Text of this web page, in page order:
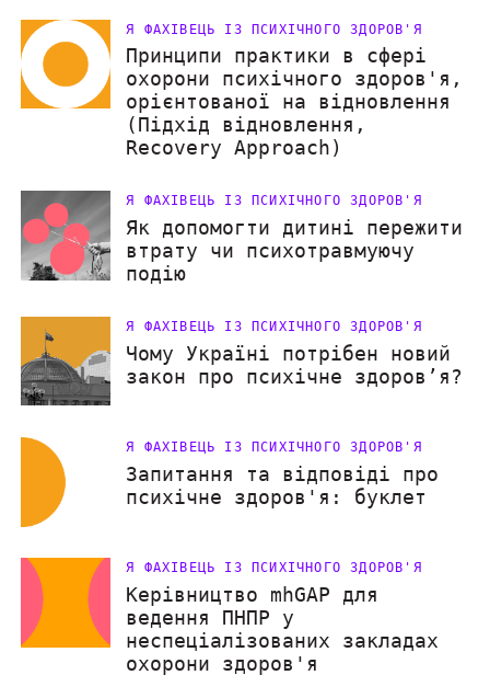
Принципи практики в сфері
охорони психічного здоров'я,
орієнтованої на відновлення
(Підхід відновлення,
Recovery Approach)
Я ФАХІВЕЦЬ ІЗ ПСИХІЧНОГО ЗДОРОВ'Я
Як допомогти дитині пережити
втрату чи психотравмуючу
подію
Я ФАХІВЕЦЬ ІЗ ПСИХІЧНОГО ЗДОРОВ'Я
Чому Україні потрібен новий
закон про психічне здоров’я?
Я ФАХІВЕЦЬ ІЗ ПСИХІЧНОГО ЗДОРОВ'Я
Запитання та відповіді про
психічне здоров'я: буклет
Я ФАХІВЕЦЬ ІЗ ПСИХІЧНОГО ЗДОРОВ'Я
Керівництво mhGAP для
ведення ПНПР у
неспеціалізованих закладах
охорони здоров'я
Я ФАХІВЕЦЬ ІЗ ПСИХІЧНОГО ЗДОРОВ'Я